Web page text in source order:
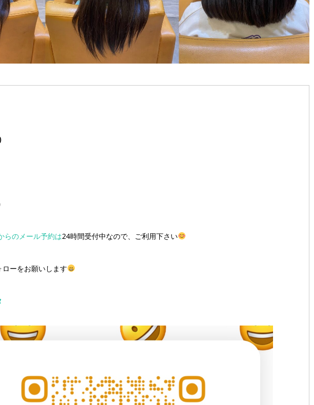
らのメール予約は24時間受付中なので、ご利用下さい
ーをお願いします